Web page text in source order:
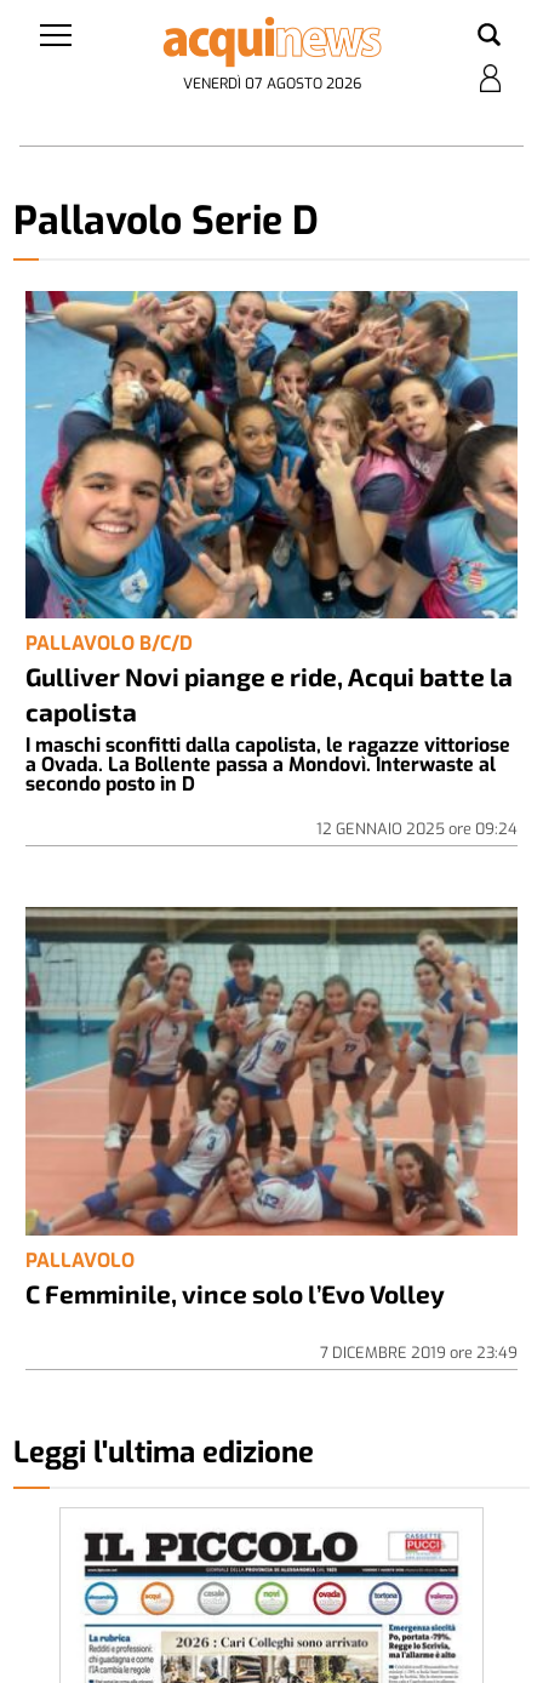
VENERDÌ 07 AGOSTO 2026
Pallavolo Serie D
PALLAVOLO B/C/D
Gulliver Novi piange e ride, Acqui batte la
capolista
I maschi sconfitti dalla capolista, le ragazze vittoriose
a Ovada. La Bollente passa a Mondovì. Interwaste al
secondo posto in D
12 GENNAIO 2025ore 09:24
PALLAVOLO
C Femminile, vince solo l’Evo Volley
7 DICEMBRE 2019 ore 23:49
Leggi l'ultima edizione